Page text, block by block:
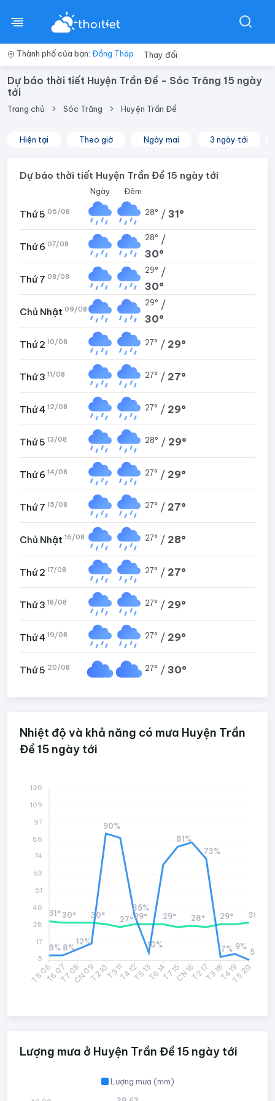
Thành phố của bạn: Đồng Tháp Thay đổi
Dự báo thời tiết Huyện Trần Đề - Sóc Trăng 15 ngày
tới
Trang chủ Sóc Trăng Huyện Trần Đề
Hiện tại Theo giờ Ngày mai 3 ngày tới
Dự báo thời tiết Huyện Trần Đề 15 ngày tới
Ngày Đêm
Thứ 5 06/08 28° / 31°
Thứ 6 07/08
28° /
30°
Thứ 7 08/08
29° /
30°
Chủ Nhật 09/08
29° /
30°
Thứ 2 10/08 27° / 29°
Thứ 3 11/08 27° / 27°
Thứ 4 12/08 27° / 29°
Thứ 5 13/08 28° / 29°
Thứ 6 14/08 27° / 29°
Thứ 7 15/08 27° / 27°
Chủ Nhật 16/08 27° / 28°
Thứ 2 17/08 27° / 27°
Thứ 3 18/08 27° / 29°
Thứ 4 19/08 27° / 29°
Thứ 5 20/08 27° / 30°
Nhiệt độ và khả năng có mưa Huyện Trần
Đề 15 ngày tới
T5 06T6 07T7 08CN 09T2 10T3 11T4 12T5 13T6 14T7 15CN 16T2 17T3 18T4 19T5 20
31°30° 30° 27°29° 29° 28° 29° 30°
8% 8%
12%
90%
35%
10%
81%
73%
7% 9%
5%
120
109
97
86
74
63
51
40
28
17
5
Lượng mưa ở Huyện Trần Đề 15 ngày tới
Lượng mưa (mm)